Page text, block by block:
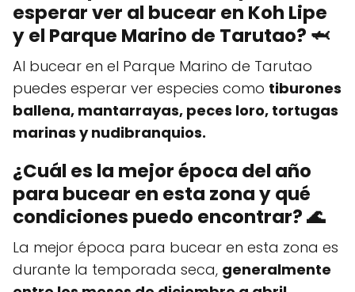
esperar ver al bucear en Koh Lipe
y el Parque Marino de Tarutao? 🦈
Al bucear en el Parque Marino de Tarutao
puedes esperar ver especies como tiburones
ballena, mantarrayas, peces loro, tortugas
marinas y nudibranquios.
¿Cuál es la mejor época del año
para bucear en esta zona y qué
condiciones puedo encontrar? 🌊
La mejor época para bucear en esta zona es
durante la temporada seca, generalmente